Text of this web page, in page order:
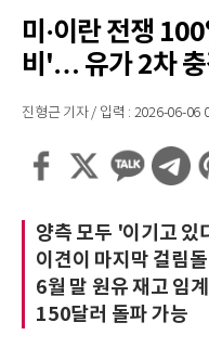
미·이란 전쟁
비'… 유가 2차 충
진형근 기자 / 입력 : 2026-06-06
양측 모두 '이기고
이견이 마지막 걸림돌
6월 말 원유 재고 임
150달러 돌파 가능